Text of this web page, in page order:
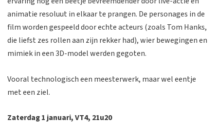
animatie resoluut in elkaar te prangen. De personages in de
film worden gespeeld door echte acteurs (zoals Tom Hanks,
die liefst zes rollen aan zijn rekker had), wier bewegingen en
mimiek in een 3D-model werden gegoten.
Vooral technologisch een meesterwerk, maar wel eentje
met een ziel.
Zaterdag 1 januari, VT4, 21u20